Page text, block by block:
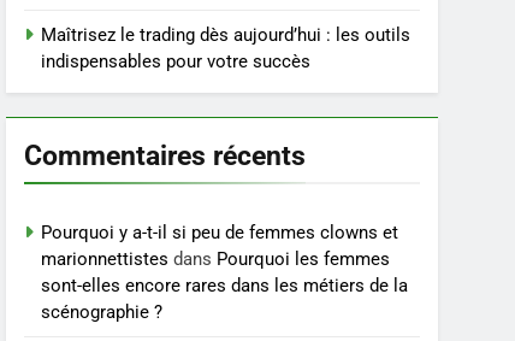
7
Prévenir les chutes chez
les seniors: aménagement
et exercices
BIEN ÊTRE
Voyance à La Rochelle : où
trouver un
accompagnement sérieux
BIEN ÊTRE
Maîtrisez le trading dès aujourd’hui : les outils
indispensables pour votre succès
Commentaires récents
Pourquoi y a-t-il si peu de femmes clowns et
marionnettistes dans Pourquoi les femmes
sont-elles encore rares dans les métiers de la
scénographie ?